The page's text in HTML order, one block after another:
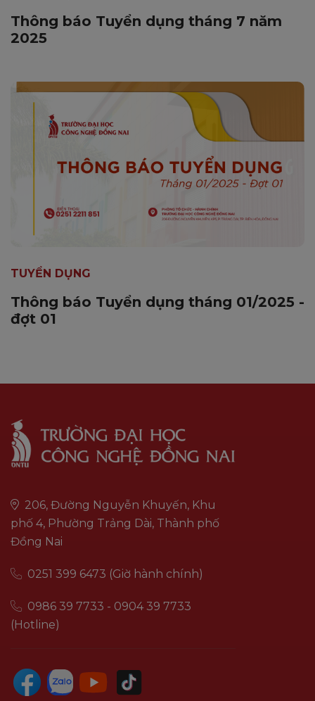
Thông báo Tuyển dụng tháng 7 năm
2025
TUYỂN DỤNG
Thông báo Tuyển dụng tháng 01/2025 -
đợt 01
206, Đường Nguyễn Khuyến, Khu
phố 4, Phường Trảng Dài, Thành phố
Đồng Nai
0251 399 6473 (Giờ hành chính)
0986 39 7733 - 0904 39 7733
(Hotline)